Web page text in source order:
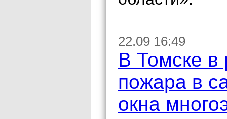
22.09 16:49
В Томске в
пожара в
окна